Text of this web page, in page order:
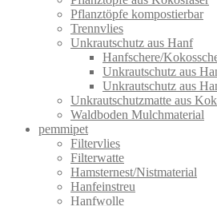
Pflanztöpfe kompostierbar
Trennvlies
Unkrautschutz aus Hanf
Hanfschere/
Unkrautschutz aus
Unkrautschutz aus
Unkrautschutzmatte aus
Waldboden Mulchmaterial
pemmipet
Filtervlies
Filterwatte
Hamsternest/Nistmaterial
Hanfeinstreu
Hanfwolle